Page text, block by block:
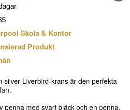
Skola & Kontor
Produkt
silver Liverbird-krans är den perfekta
penna med svart bläck och en penna,